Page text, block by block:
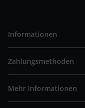
Informationen
Zahlungsmethoden
Mehr Informationen